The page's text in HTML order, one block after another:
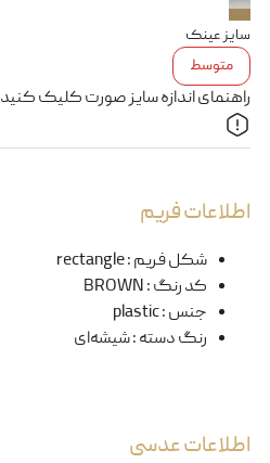
سایز عینک
متوسط
راهنمای اندازه سایز صورت کلیک کنید
اطلاعات فریم
شکل فریم:
rectangle
کد رنگ:
BROWN
جنس:
plastic
رنگ دسته:شیشه‌ای
اطلاعات عدسی